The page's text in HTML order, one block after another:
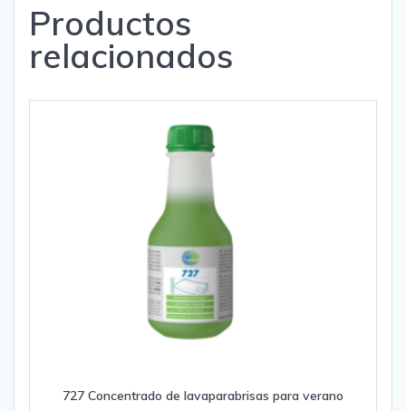
Productos
relacionados
727 Concentrado de lavaparabrisas para verano